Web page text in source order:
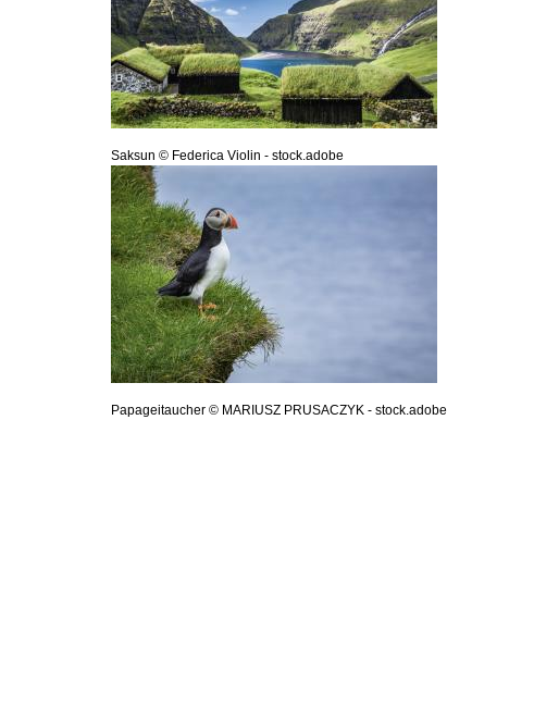
Saksun © Federica Violin - stock.adobe
Papageitaucher © MARIUSZ PRUSACZYK - stock.adobe